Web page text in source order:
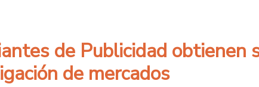
de Publicidad obtienen
de mercados